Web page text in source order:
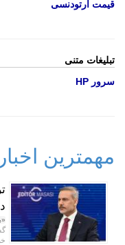
قیمت ارتودنسی
تبلیغات متنی
سرور HP
مهمترین